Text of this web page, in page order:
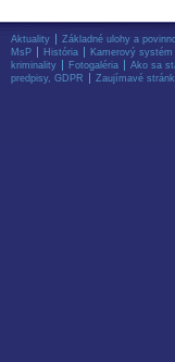
Aktuality Základné ulohy a
MsP
História Kamerový systém
kriminality
Fotogaléria Ako sa
predpisy, GDPR
Zaujímavé